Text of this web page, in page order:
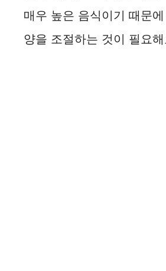
매우 높은 음식이기 때문
양을 조절하는 것이 필요해